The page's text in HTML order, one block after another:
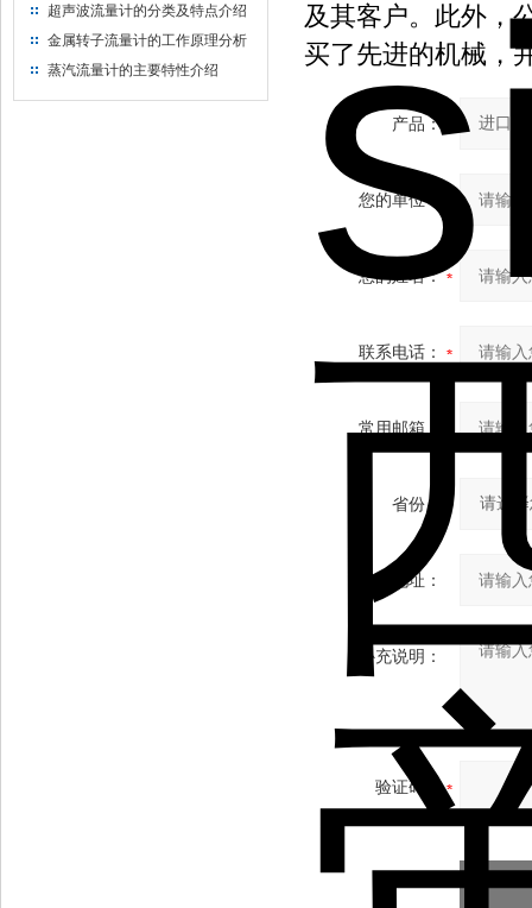
超声波流量计的分类及特点介绍
金属转子流量计的工作原理分析
蒸汽流量计的主要特性介绍
及其客户。此外，
买了先进的机械，
产品：
您的单位：
您的姓名：
联系电话：
常用邮箱：
省份：
详细地址：
补充说明：
验证码：